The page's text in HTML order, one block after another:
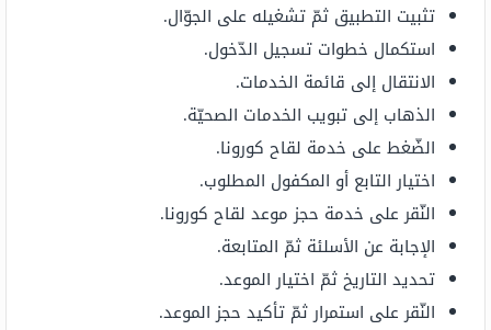
تثبيت التطبيق ثمّ تشغيله على الجوّال.
استكمال خطوات تسجيل الدّخول.
الانتقال إلى قائمة الخدمات.
الذهاب إلى تبويب الخدمات الصحيّة.
الضّغط على خدمة لقاح كورونا.
اختيار التابع أو المكفول المطلوب.
النّقر على خدمة حجز موعد لقاح كورونا.
الإجابة عن الأسلئة ثمّ المتابعة.
تحديد التاريخ ثمّ اختيار الموعد.
النّقر على استمرار ثمّ تأكيد حجز الموعد.